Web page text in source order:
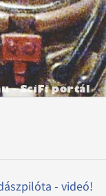
- videó!